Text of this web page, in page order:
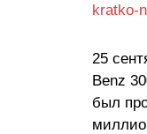
kratko-
25
Benz
был